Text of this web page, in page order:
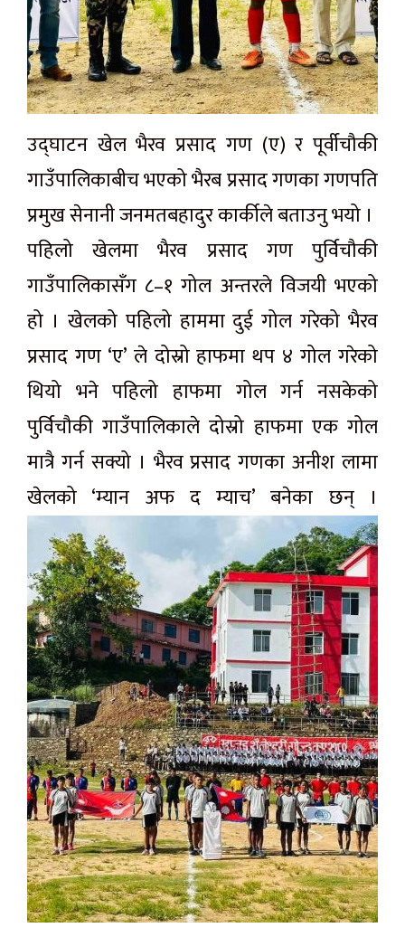
उद्घाटन खेल भैरव प्रसाद गण (ए) र पूर्वीचौकी
गाउँपालिकाबीच भएको भैरब प्रसाद गणका गणपति
प्रमुख सेनानी जनमतबहादुर कार्कीले बताउनु भयो ।
पहिलो खेलमा भैरव प्रसाद गण पुर्विचौकी
गाउँपालिकासँग ८–१ गोल अन्तरले विजयी भएको
हो । खेलको पहिलो हाममा दुई गोल गरेको भैरव
प्रसाद गण ‘ए’ ले दोस्रो हाफमा थप ४ गोल गरेको
थियो भने पहिलो हाफमा गोल गर्न नसकेको
पुर्विचौकी गाउँपालिकाले दोस्रो हाफमा एक गोल
मात्रै गर्न सक्यो । भैरव प्रसाद गणका अनीश लामा
खेलको ‘म्यान अफ द म्याच’ बनेका छन् ।